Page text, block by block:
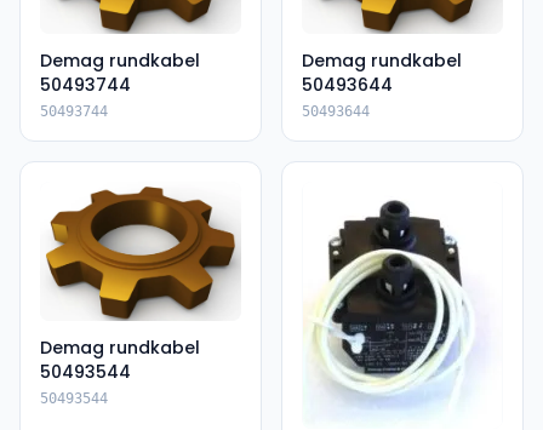
Demag rundkabel
50493744
50493744
Demag rundkabel
50493644
50493644
Demag rundkabel
50493544
50493544